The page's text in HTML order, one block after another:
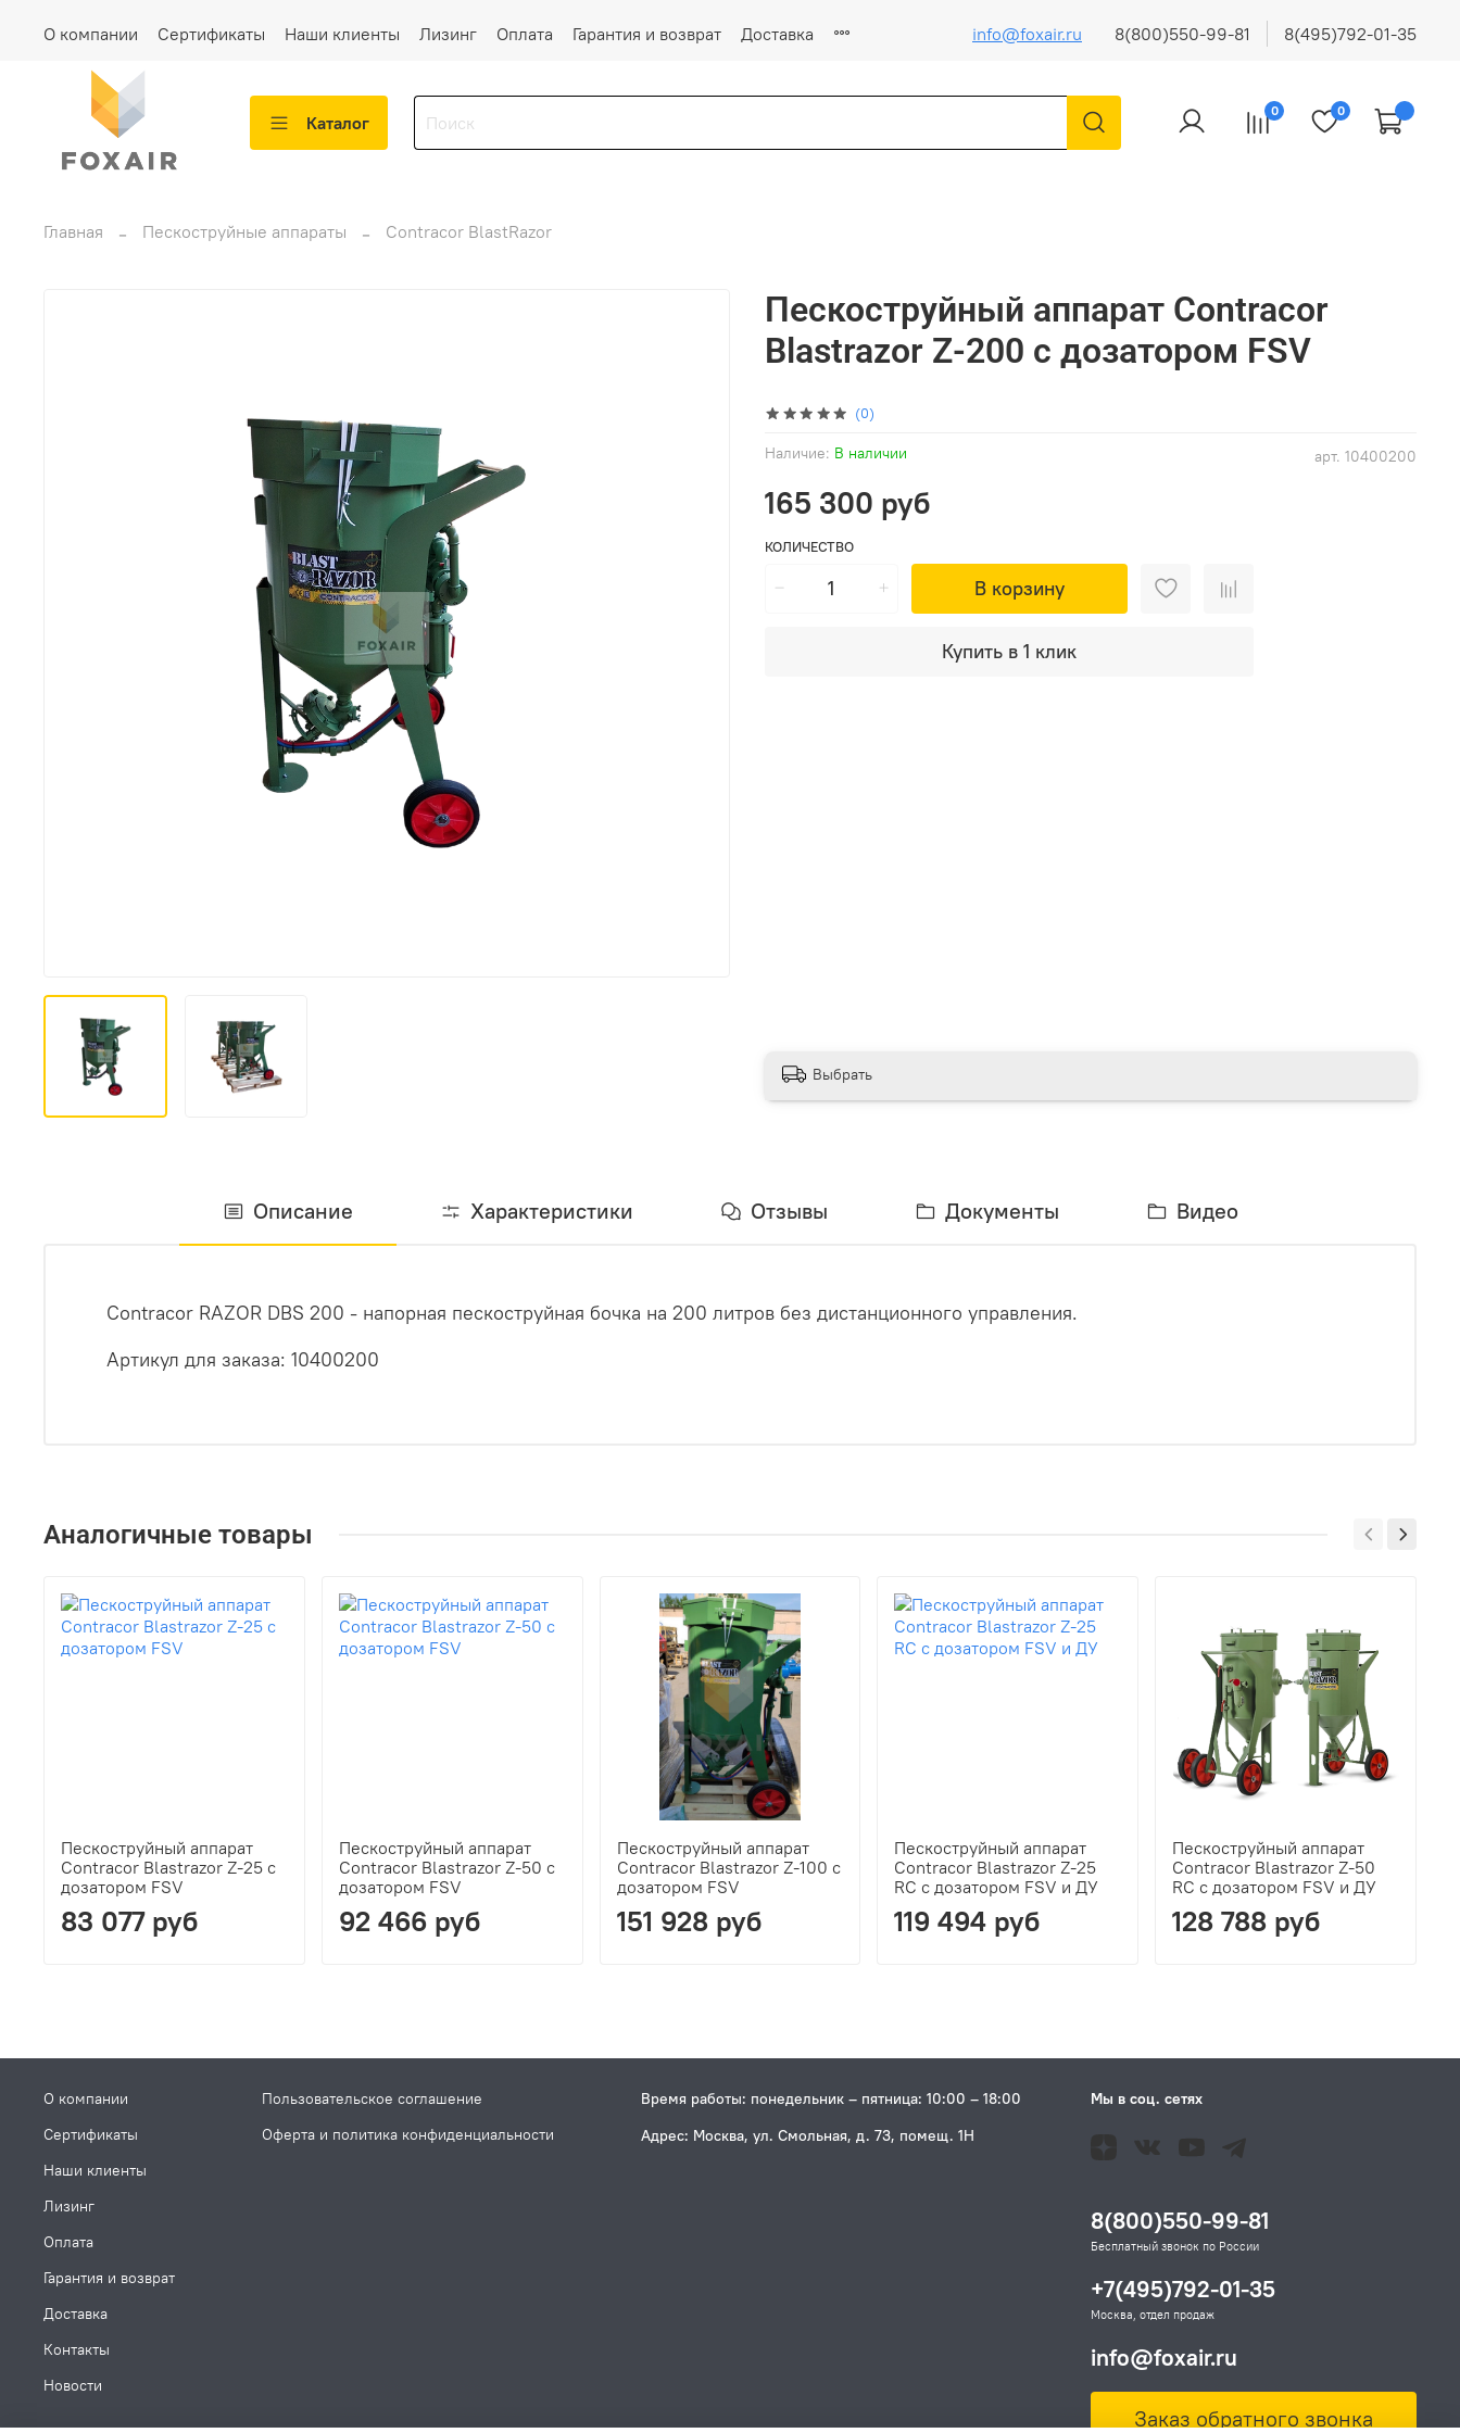
О компании Сертификаты Наши клиенты Лизинг Оплата Гарантия и возврат Доставка info@foxair.ru 8(800)550-99-81 8(495)792-01-35
Каталог
0 0
Главная Пескоструйные аппараты Contracor BlastRazor
(0)
арт. 10400200
Наличие: В наличии
Пескоструйный аппарат Contracor
Blastrazor Z-200 с дозатором FSV
165 300 руб
КОЛИЧЕСТВО
В корзину
Купить в 1 клик
Выбрать
Описание Характеристики Отзывы Документы Видео
Contracor RAZOR DBS 200 - напорная пескоструйная бочка на 200 литров без дистанционного управления.
Артикул для заказа: 10400200
Аналогичные товары
Пескоструйный аппарат
Contracor Blastrazor Z-25 с
дозатором FSV
83 077 руб
Пескоструйный аппарат
Contracor Blastrazor Z-50 с
дозатором FSV
92 466 руб
Пескоструйный аппарат
Сontracor Blastrazor Z-100 с
дозатором FSV
151 928 руб
Пескоструйный аппарат
Contracor Blastrazor Z-25
RC с дозатором FSV и ДУ
119 494 руб
Пескоструйный аппарат
Contracor Blastrazor Z-50
RC с дозатором FSV и ДУ
128 788 руб
О компании
Сертификаты
Наши клиенты
Лизинг
Оплата
Гарантия и возврат
Доставка
Контакты
Новости
Пользовательское соглашение
Оферта и политика конфиденциальности
Время работы: понедельник – пятница: 10:00 – 18:00
Адрес: Москва, ул. Смольная, д. 73, помещ. 1Н
Мы в соц. сетях
8(800)550-99-81
Бесплатный звонок по России
+7(495)792-01-35
Москва, отдел продаж
info@foxair.ru
Заказ обратного звонка